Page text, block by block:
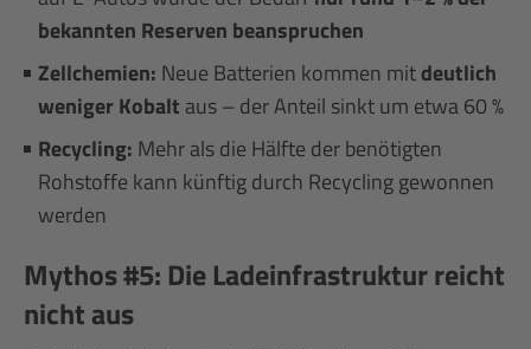
bekannten Reserven beanspruchen
Zellchemien: Neue Batterien kommen mitdeutlich
weniger Kobalt aus – der Anteil sinkt um etwa 60 %
Recycling: Mehr als die Hälfte der benötigten
Rohstoffe kann künftig durch Recycling gewonnen
werden
Mythos #5: Die Ladeinfrastruktur reicht
nicht aus